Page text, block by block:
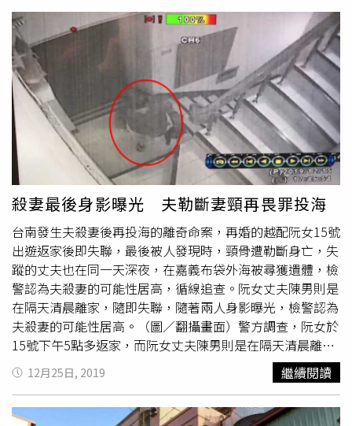
殺妻最後身影曝光 夫勒斷妻頸再畏罪投海
台南發生夫殺妻後再投海的離奇命案，再婚的越配阮女15號
出遊返家後即失聯，最後被人發現時，頸骨遭勒斷身亡，失
蹤的丈夫也在同一天深夜，在嘉義布袋外海被尋獲遺體，檢
警認為夫殺妻的可能性居高，循線追查。阮女丈夫陳男則是
在隔天清晨離家，隨即失聯，隨著兩人身影曝光，檢警認為
夫殺妻的可能性居高。（圖／翻攝畫面）警方調查，阮女於
15號下午5點多返家，而阮女丈夫陳男則是在隔天清晨離
家，隨即失聯，警方研判，陳男就在此時下的毒手。死者丈
夫被人發現陳屍在
，而他的座車也在當天傍晚，被
人發現在嘉義布袋海邊碼頭旁。（圖／翻攝畫面）警方調
查，37歲的阮女10多年從越南遠嫁彰化，與前夫生有1男1
12月25日, 2019 繼續閱讀